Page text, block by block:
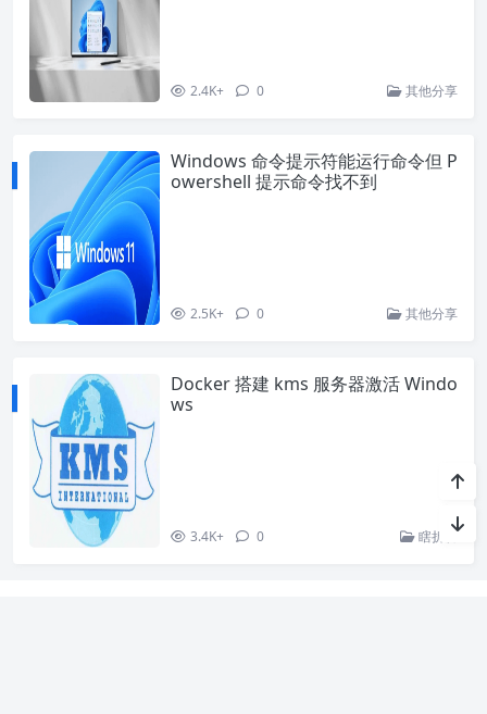
2.4K+ 0 其他分享
Windows 命令提示符能运行命令但 P
owershell 提示命令找不到
2.5K+ 0 其他分享
Docker 搭建 kms 服务器激活 Windo
ws
3.4K+ 0 瞎折腾